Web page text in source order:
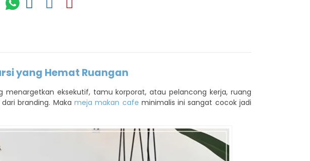
yang Hemat Ruangan
eksekutif, tamu korporat, atau pelancong kerja, ruang
branding. Maka meja makan cafe minimalis ini sangat cocok jadi